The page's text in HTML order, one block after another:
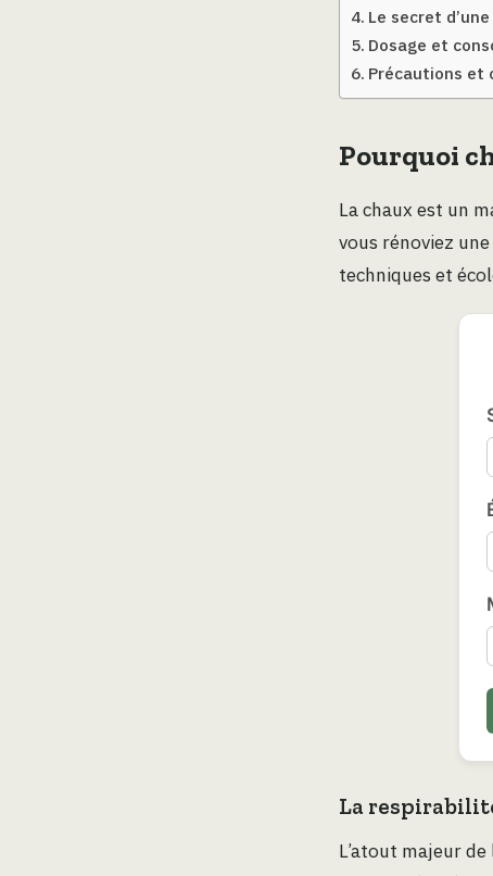
Le secret
Dosage et
Précautions et
Pourquoi
La chaux est un
vous rénoviez
techniques et
La
L’atout majeur